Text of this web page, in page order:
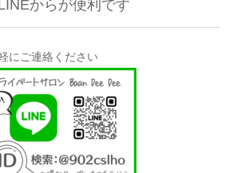
からが便利です
にご連絡ください